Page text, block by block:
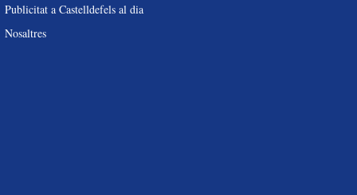
Publicitat a Castelldefels al dia
Nosaltres